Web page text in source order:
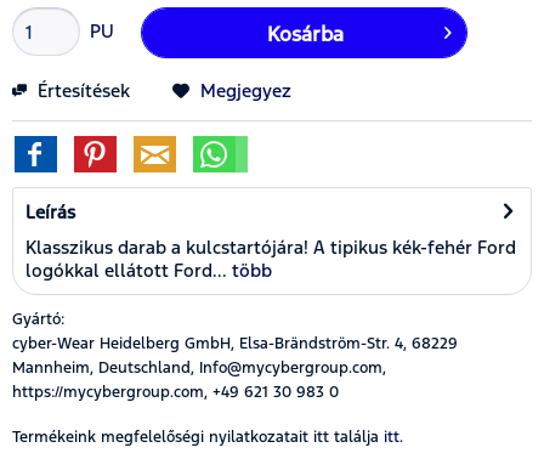
PU Kosárba
Értesítések Megjegyez
Leírás
Klasszikus darab a kulcstartójára! A tipikus kék-fehér Ford
logókkal ellátott Ford... több
Gyártó:
cyber-Wear Heidelberg GmbH, Elsa-Brändström-Str. 4, 68229
Mannheim, Deutschland, Info@mycybergroup.com,
https://mycybergroup.com, +49 621 30 983 0
Termékeink megfelelőségi nyilatkozatait itt találja itt.